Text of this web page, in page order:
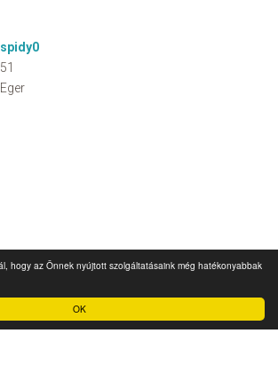
OK
hogy az Önnek nyújtott szolgáltatásaink még hatékonyabbak
spidy0
51
Eger